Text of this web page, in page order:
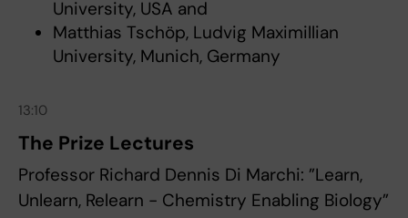
University, USA and
Matthias Tschöp, Ludvig Maximillian
University, Munich, Germany
13:10
The Prize Lectures
Professor Richard Dennis Di Marchi: ”Learn,
Unlearn, Relearn - Chemistry Enabling Biology”